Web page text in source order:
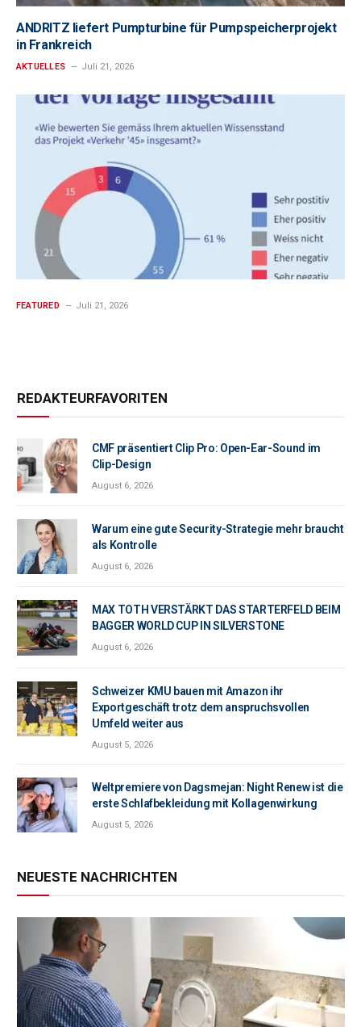
ANDRITZ liefert Pumpturbine für Pumpspeicherprojekt
in Frankreich
AKTUELLES Juli 21, 2026
FEATURED Juli 21, 2026
REDAKTEURFAVORITEN
CMF präsentiert Clip Pro: Open-Ear-Sound im
Clip-Design
August 6, 2026
Warum eine gute Security-Strategie mehr braucht
als Kontrolle
August 6, 2026
MAX TOTH VERSTÄRKT DAS STARTERFELD BEIM
BAGGER WORLD CUP IN SILVERSTONE
August 6, 2026
Schweizer KMU bauen mit Amazon ihr
Exportgeschäft trotz dem anspruchsvollen
Umfeld weiter aus
August 5, 2026
Weltpremiere von Dagsmejan: Night Renew ist die
erste Schlafbekleidung mit Kollagenwirkung
August 5, 2026
NEUESTE NACHRICHTEN